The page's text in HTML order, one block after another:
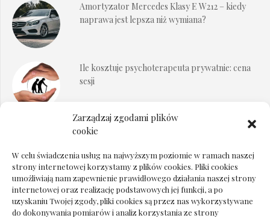
Zarządzaj zgodami plików
cookie
W celu świadczenia usług na najwyższym poziomie w ramach naszej
strony internetowej korzystamy z plików cookies. Pliki cookies
umożliwiają nam zapewnienie prawidłowego działania naszej strony
internetowej oraz realizację podstawowych jej funkcji, a po
uzyskaniu Twojej zgody, pliki cookies są przez nas wykorzystywane
do dokonywania pomiarów i analiz korzystania ze strony
Amortyzator Mercedes Klasy E W212 – kiedy
naprawa jest lepsza niż wymiana?
Ile kosztuje psychoterapeuta prywatnie: cena
sesji
Dokumenty do odbioru przy zmianie biura
Deska podłogowa do salonu: jak wybrać bez
pośpiechu